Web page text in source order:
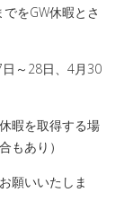
をGW休暇とさ
～28日、4月30
暇を取得する場
もあり）
願いいたしま